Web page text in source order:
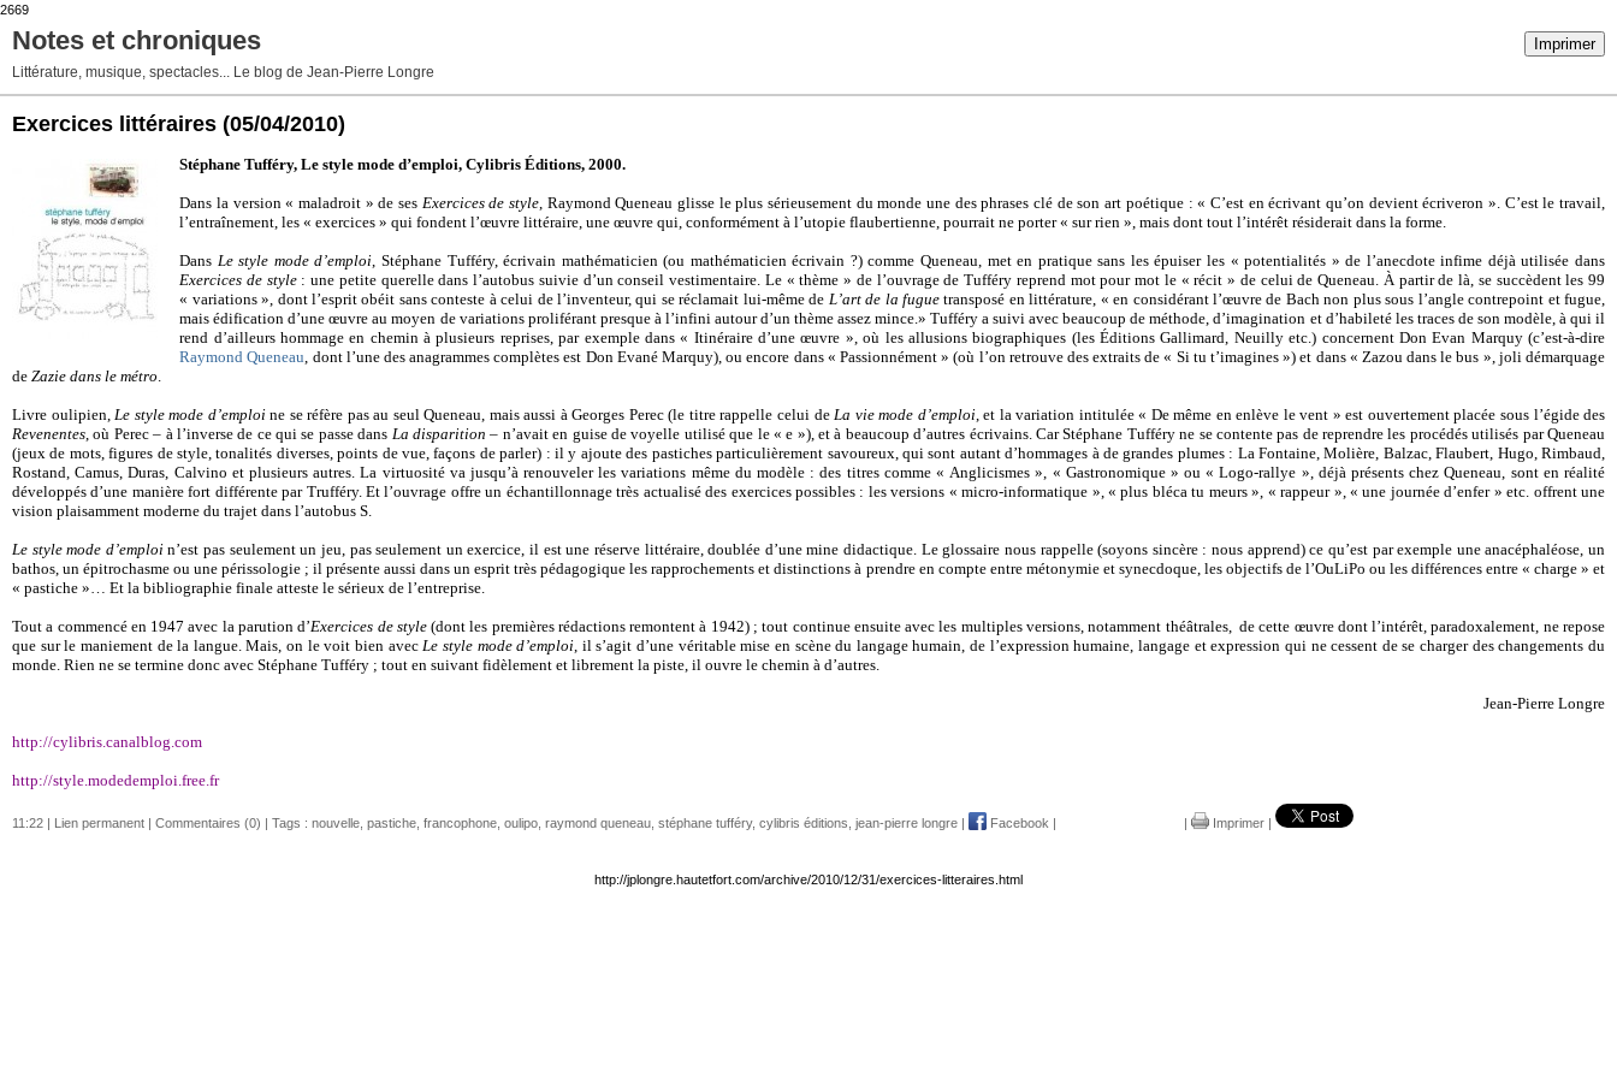
2669
Imprimer
Notes et chroniques
Littérature, musique, spectacles... Le blog de Jean-Pierre Longre
Exercices littéraires (05/04/2010)
Stéphane Tufféry, Le style mode d’emploi, Cylibris Éditions, 2000.
Dans la version « maladroit » de ses Exercices de style, Raymond Queneau glisse le plus sérieusement du monde une des phrases clé de son art poétique : « C’est en écrivant qu’on devient écriveron ». C’est le travail,
l’entraînement, les « exercices » qui fondent l’œuvre littéraire, une œuvre qui, conformément à l’utopie flaubertienne, pourrait ne porter « sur rien », mais dont tout l’intérêt résiderait dans la forme.
Dans Le style mode d’emploi, Stéphane Tufféry, écrivain mathématicien (ou mathématicien écrivain ?) comme Queneau, met en pratique sans les épuiser les « potentialités » de l’anecdote infime déjà utilisée dans
Exercices de style : une petite querelle dans l’autobus suivie d’un conseil vestimentaire. Le « thème » de l’ouvrage de Tufféry reprend mot pour mot le « récit » de celui de Queneau. À partir de là, se succèdent les 99
« variations », dont l’esprit obéit sans conteste à celui de l’inventeur, qui se réclamait lui-même de L’art de la fuguetransposé en littérature, « en considérant l’œuvre de Bach non plus sous l’angle contrepoint et fugue,
mais édification d’une œuvre au moyen de variations proliférant presque à l’infini autour d’un thème assez mince.» Tufféry a suivi avec beaucoup de méthode, d’imagination et d’habileté les traces de son modèle, à qui il
rend d’ailleurs hommage en chemin à plusieurs reprises, par exemple dans « Itinéraire d’une œuvre », où les allusions biographiques (les Éditions Gallimard, Neuilly etc.) concernent Don Evan Marquy (c’est-à-dire
Raymond Queneau, dont l’une des anagrammes complètes est Don Evané Marquy), ou encore dans « Passionnément » (où l’on retrouve des extraits de « Si tu t’imagines ») et dans « Zazou dans le bus », joli démarquage
de Zazie dans le métro.
Livre oulipien,Le style mode d’emploine se réfère pas au seul Queneau, mais aussi à Georges Perec (le titre rappelle celui deLa vie mode d’emploi, et la variation intitulée « De même en enlève le vent » est ouvertement placée sous l’égide des
Revenentes, où Perec – à l’inverse de ce qui se passe dans La disparition – n’avait en guise de voyelle utilisé que le « e »), et à beaucoup d’autres écrivains. Car Stéphane Tufféry ne se contente pas de reprendre les procédés utilisés par Queneau
(jeux de mots, figures de style, tonalités diverses, points de vue, façons de parler) : il y ajoute des pastiches particulièrement savoureux, qui sont autant d’hommages à de grandes plumes : La Fontaine, Molière, Balzac, Flaubert, Hugo, Rimbaud,
Rostand, Camus, Duras, Calvino et plusieurs autres. La virtuosité va jusqu’à renouveler les variations même du modèle : des titres comme « Anglicismes », « Gastronomique » ou « Logo-rallye », déjà présents chez Queneau, sont en réalité
développés d’une manière fort différente par Trufféry. Et l’ouvrage offre un échantillonnage très actualisé des exercices possibles : les versions « micro-informatique », « plus bléca tu meurs », « rappeur », « une journée d’enfer » etc. offrent une
vision plaisamment moderne du trajet dans l’autobus S.
Le style mode d’emploin’est pas seulement un jeu, pas seulement un exercice, il est une réserve littéraire, doublée d’une mine didactique. Le glossaire nous rappelle (soyons sincère : nous apprend) ce qu’est par exemple une anacéphaléose, un
bathos, un épitrochasme ou une périssologie ; il présente aussi dans un esprit très pédagogique les rapprochements et distinctions à prendre en compte entre métonymie et synecdoque, les objectifs de l’OuLiPo ou les différences entre « charge » et
« pastiche »… Et la bibliographie finale atteste le sérieux de l’entreprise.
Tout a commencé en 1947 avec la parution d’Exercices de style(dont les premières rédactions remontent à 1942) ; tout continue ensuite avec les multiples versions, notamment théâtrales, de cette œuvre dont l’intérêt, paradoxalement, ne repose
que sur le maniement de la langue. Mais, on le voit bien avecLe style mode d’emploi, il s’agit d’une véritable mise en scène du langage humain, de l’expression humaine, langage et expression qui ne cessent de se charger des changements du
monde. Rien ne se termine donc avec Stéphane Tufféry ; tout en suivant fidèlement et librement la piste, il ouvre le chemin à d’autres.
Jean-Pierre Longre
http://cylibris.canalblog.com
http://style.modedemploi.free.fr
11:22 | Lien permanent | Commentaires (0) | Tags : nouvelle pastiche francophone oulipo raymond queneau stéphane tufféry, cylibris éditions jean-pierre longre | Facebook | | Imprimer |
http://jplongre.hautetfort.com/archive/2010/12/31/exercices-litteraires.html